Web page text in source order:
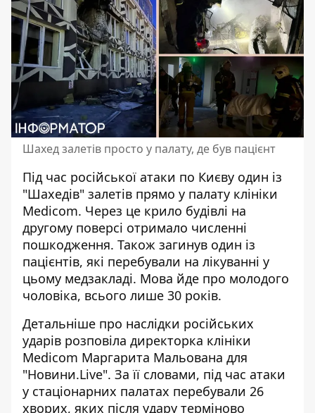
Шахед залетів просто у палату, де був пацієнт
Під час російської атаки по Києву один із
"Шахедів" залетів прямо у палату клініки
Medicom. Через це крило будівлі на
другому поверсі отримало численні
пошкодження. Також загинув один із
пацієнтів, які перебували на лікуванні у
цьому медзакладі. Мова йде про молодого
чоловіка, всього лише 30 років.
Детальніше про наслідки російських
ударів розповіла директорка клініки
Medicom Маргарита Мальована для
"Новини.Live". За її словами, під час атаки
у стаціонарних палатах перебували 26
хворих, яких після удару терміново